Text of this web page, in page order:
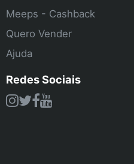
Meeps - Cashback
Quero Vender
Ajuda
Redes Sociais